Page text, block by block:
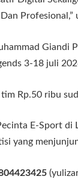
Giandi
3-18 juli
Rp.50 ribu
E-Sport
yang